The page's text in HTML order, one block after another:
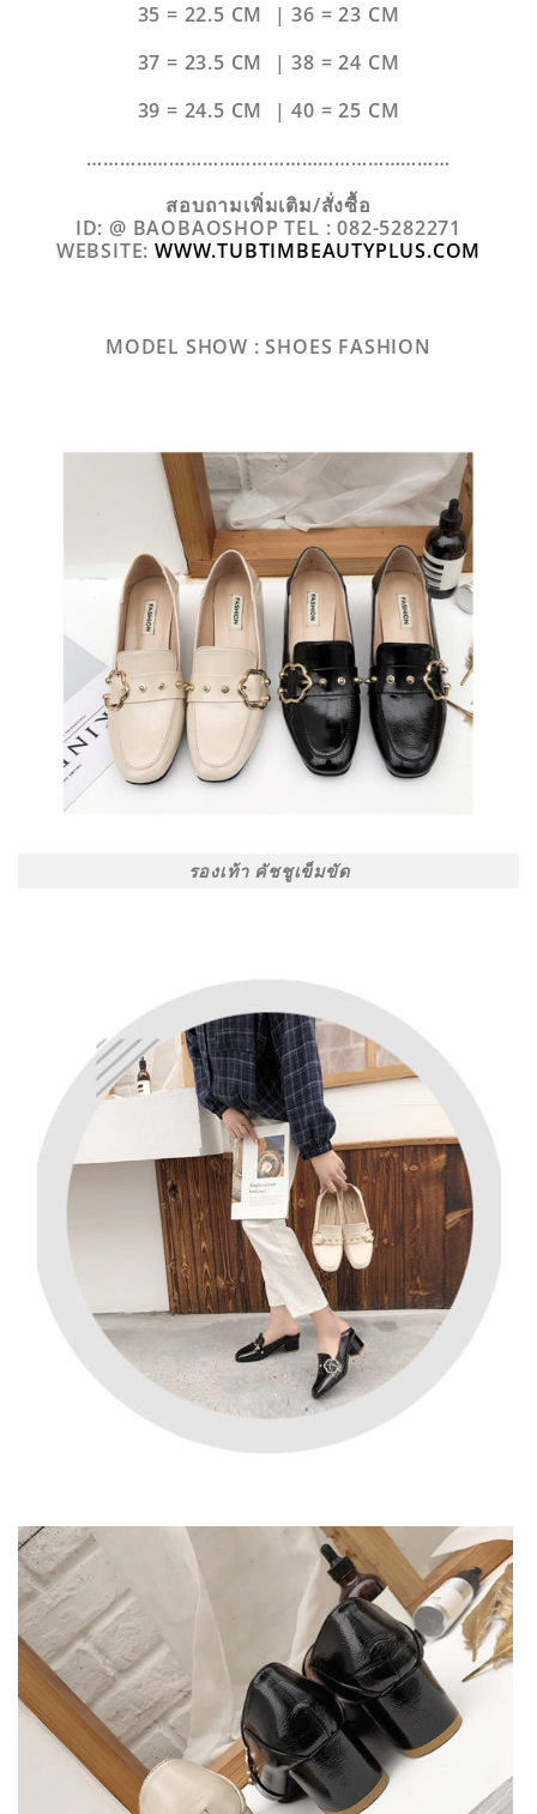
35 = 22.5 CM | 36 = 23 CM
37 = 23.5 CM | 38 = 24 CM
39 = 24.5 CM | 40 = 25 CM
…………………………………………………………
สอบถามเพิ่มเติม/สั่งซื้อ
ID: @ BAOBAOSHOP TEL : 082-5282271
WEBSITE: WWW.TUBTIMBEAUTYPLUS.COM
MODEL SHOW : SHOES FASHION
รองเท้า คัชชูเข็มขัด